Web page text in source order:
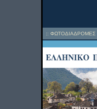
:: ΦΩΤΟΔΙΑΔΡΟΜΕΣ